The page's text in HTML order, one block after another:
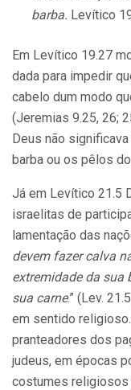
barba. Levítico
Em Levítico 19.27
dada para impedir
cabelo dum modo
(Jeremias 9.25, 26;
Deus não
barba ou os pêlos
Já em Levítico 21.5
israelitas de
lamentação das
devem fazer calva
extremidade da sua
sua carne.” (Lev.
em sentido
pranteadores dos
judeus, em épocas
costumes religiosos